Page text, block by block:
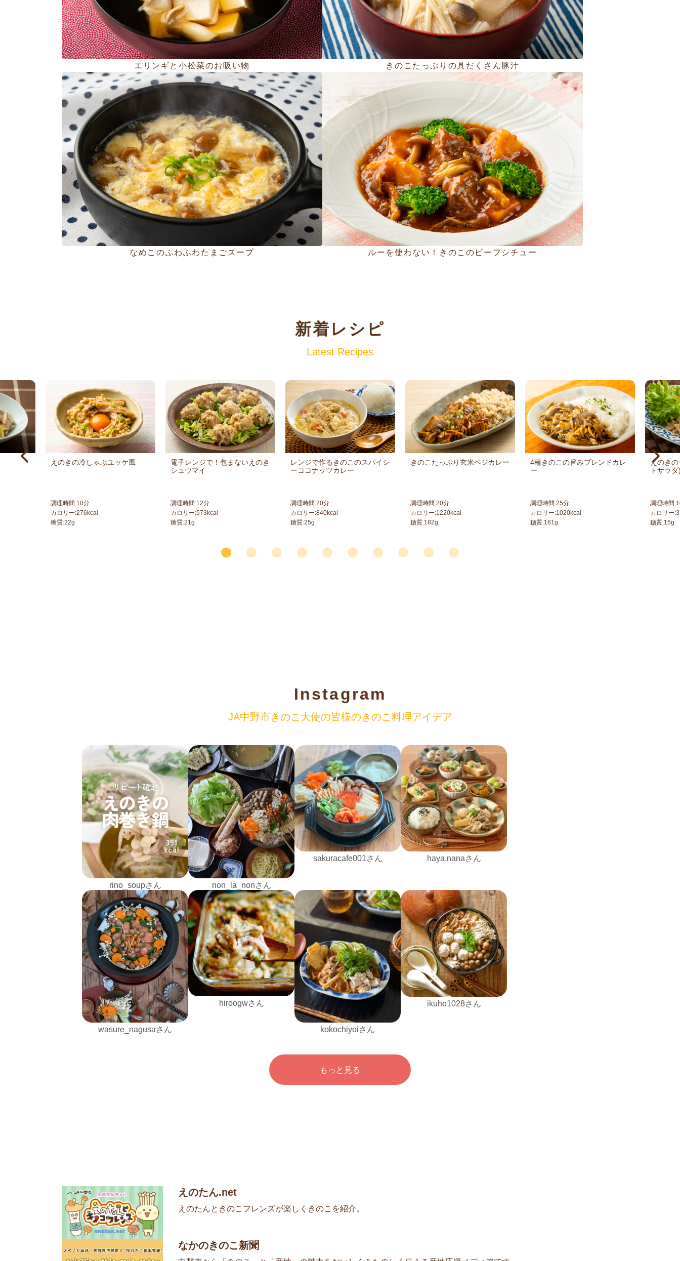
エリンギと小松菜のお吸い物 きのこたっぷりの具だくさん豚汁
なめこのふわふわたまごスープ ルーを使わない！きのこのビーフシチュー
新着レシピ
Latest Recipes
えのきの冷しゃぶユッケ風
調理時間:10分
カロリー:276 kcal
糖質:22g
電子レンジで！包まないえのき
シュウマイ
調理時間:12分
カロリー:573 kcal
糖質:21g
レンジで作るきのこのスパイシ
ーココナッツカレー
調理時間:20分
カロリー:840kcal
糖質:25g
きのこたっぷり玄米ベジカレー
調理時間:20分
カロリー:1220kcal
糖質:182g
4種きのこの旨みブレンドカレ
ー
調理時間:25分
カロリー:1020kcal
糖質:161g
えのき
トサラ
調理時間:
カロリー:
糖質:15g
Instagram
JA中野市きのこ大使の皆様のきのこ料理アイデア
rino_soupさん non_la_nonさん
sakuracafe001さん haya.nanaさん
wasure_nagusaさん
hiroogwさん
kokochiyoiさん
ikuho1028さん
もっと見る
えのたん.net
えのたんときのこフレンズが楽しくきのこを紹介。
なかのきのこ新聞